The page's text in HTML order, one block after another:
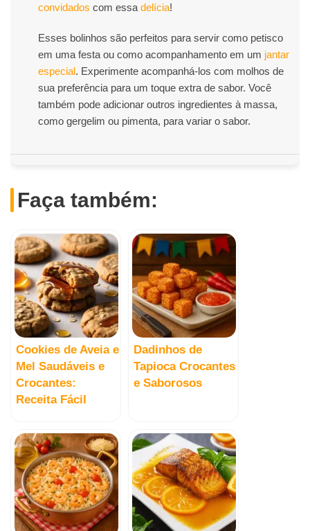
convidados com essa delícia!
Esses bolinhos são perfeitos para servir como petisco
em uma festa ou como acompanhamento em um jantar
especial. Experimente acompanhá-los com molhos de
sua preferência para um toque extra de sabor. Você
também pode adicionar outros ingredientes à massa,
como gergelim ou pimenta, para variar o sabor.
Faça também:
Cookies de Aveia e
Mel Saudáveis e
Crocantes:
Receita Fácil
Dadinhos de
Tapioca Crocantes
e Saborosos